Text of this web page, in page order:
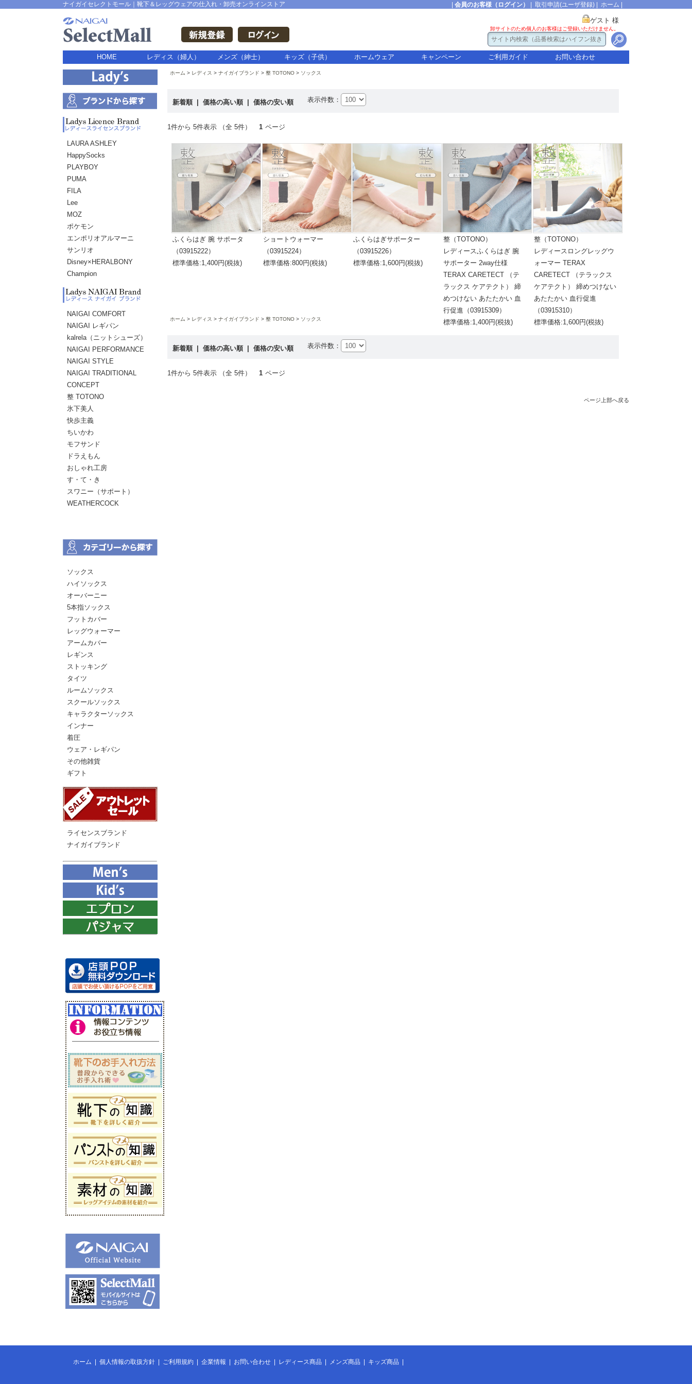
ナイガイセレクトモール｜靴下＆レッグウェアの仕入れ・卸売オンラインストア 会員のお客様（ログイン） 取引申請(ユーザ登録) ホーム
ゲスト 様
卸サイトのため個人のお客様はご登録いただけません。
HOME レディス（婦人） メンズ（紳士） キッズ（子供） ホームウェア キャンペーン ご利用ガイド お問い合わせ
LAURA ASHLEY
HappySocks
PLAYBOY
PUMA
FILA
Lee
MOZ
ポケモン
エンポリオアルマーニ
サンリオ
Disney×HERALBONY
Champion
NAIGAI COMFORT
NAIGAI レギパン
kalrela（ニットシューズ）
NAIGAI PERFORMANCE
NAIGAI STYLE
NAIGAI TRADITIONAL
CONCEPT
整 TOTONO
氷下美人
快歩主義
ちいかわ
モフサンド
ドラえもん
おしゃれ工房
す・て・き
スワニー（サポート）
WEATHERCOCK
ソックス
ハイソックス
オーバーニー
5本指ソックス
フットカバー
レッグウォーマー
アームカバー
レギンス
ストッキング
タイツ
ルームソックス
スクールソックス
キャラクターソックス
インナー
着圧
ウェア・レギパン
その他雑貨
ギフト
ライセンスブランド
ナイガイブランド
ホーム レディス ナイガイブランド 整 TOTONO ソックス
新着順 |価格の高い順 |価格の安い順 表示件数：
1件から 5件表示 （全 5件） 1 ページ
ふくらはぎ 腕 サポータ
（03915222）
標準価格:1,400円(税抜)
ショートウォーマー
（03915224）
標準価格:800円(税抜)
ふくらはぎサポーター
（03915226）
標準価格:1,600円(税抜)
整（TOTONO）
レディースふくらはぎ 腕
サポーター 2way仕様
TERAX CARETECT （テ
ラックス ケアテクト） 締
めつけない あたたかい 血
行促進（03915309）
標準価格:1,400円(税抜)
整（TOTONO）
レディースロングレッグウ
ォーマー TERAX
CARETECT （テラックス
ケアテクト） 締めつけない
あたたかい 血行促進
（03915310）
標準価格:1,600円(税抜)
ホーム レディス ナイガイブランド 整 TOTONO ソックス
新着順 |価格の高い順 |価格の安い順 表示件数：
1件から 5件表示 （全 5件） 1 ページ
ページ上部へ戻る
ホーム 個人情報の取扱方針 ご利用規約 企業情報 お問い合わせ レディース商品 メンズ商品 キッズ商品